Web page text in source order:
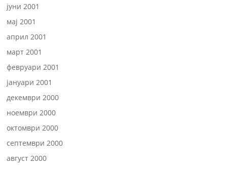
јуни 2001
мај 2001
април 2001
март 2001
февруари 2001
јануари 2001
декември 2000
ноември 2000
октомври 2000
септември 2000
август 2000